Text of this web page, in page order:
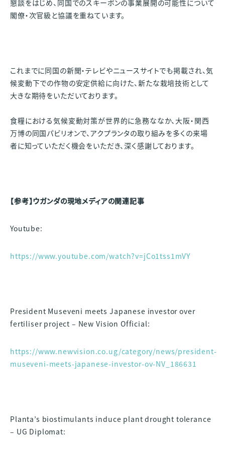
懇談をはじめ、同国でのスキーポンの事業展開の可能性について
閣僚・次官級と協議を重ねています。
これまでに同国の新聞・テレビやニュースサイトでも掲載され、気
候変動下での作物の安定供給に向けた、新たな栽培技術として
大きな期待をいただいております。
食糧における気候変動対策が世界的に急務ななか、大阪・関西
万博の同国パビリオンで、アクプランタの取り組みを多くの来場
者に知っていただく機会をいただき、深く感謝しております。
【参考】ウガンダの現地メディアの関連記事
Youtube:
https://www.youtube.com/watch?v=jCo1tss1mVY
President Museveni meets Japanese investor over
fertiliser project – New Vision Official:
https://www.newvision.co.ug/category/news/president-
museveni-meets-japanese-investor-ov-NV_186631
Planta’s biostimulants induce plant drought tolerance
– UG Diplomat: